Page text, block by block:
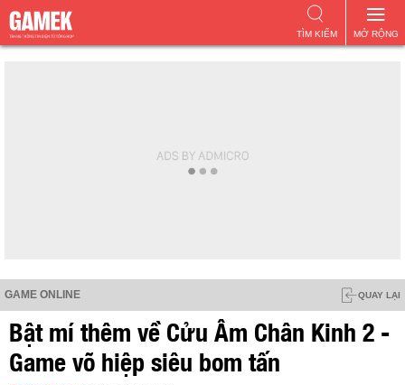
MỞ RỘNG
TÌM KIẾM
GAME ONLINE QUAY LẠI
Bật mí thêm về Cửu Âm Chân Kinh 2 -
Game võ hiệp siêu bom tấn